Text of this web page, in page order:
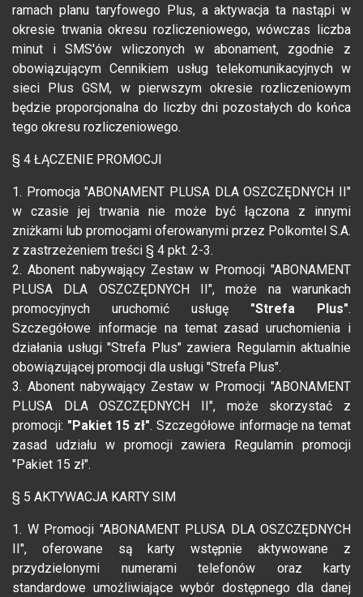
ramach planu taryfowego Plus, a aktywacja ta nastąpi w
okresie trwania okresu rozliczeniowego, wówczas liczba
minut i SMS'ów wliczonych w abonament, zgodnie z
obowiązującym Cennikiem usług telekomunikacyjnych w
sieci Plus GSM, w pierwszym okresie rozliczeniowym
będzie proporcjonalna do liczby dni pozostałych do końca
tego okresu rozliczeniowego.
§ 4 ŁĄCZENIE PROMOCJI
1. Promocja "ABONAMENT PLUSA DLA OSZCZĘDNYCH II"
w czasie jej trwania nie może być łączona z innymi
zniżkami lub promocjami oferowanymi przez Polkomtel S.A.
z zastrzeżeniem treści § 4 pkt. 2-3.
2. Abonent nabywający Zestaw w Promocji "ABONAMENT
PLUSA DLA OSZCZĘDNYCH II", może na warunkach
promocyjnych uruchomić usługę "Strefa Plus".
Szczegółowe informacje na temat zasad uruchomienia i
działania usługi "Strefa Plus" zawiera Regulamin aktualnie
obowiązującej promocji dla usługi "Strefa Plus".
3. Abonent nabywający Zestaw w Promocji "ABONAMENT
PLUSA DLA OSZCZĘDNYCH II", może skorzystać z
promocji: "Pakiet 15 zł". Szczegółowe informacje na temat
zasad udziału w promocji zawiera Regulamin promocji
"Pakiet 15 zł".
§ 5 AKTYWACJA KARTY SIM
1. W Promocji "ABONAMENT PLUSA DLA OSZCZĘDNYCH
II", oferowane są karty wstępnie aktywowane z
przydzielonymi numerami telefonów oraz karty
standardowe umożliwiające wybór dostępnego dla danej